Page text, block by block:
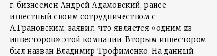
г. бизнесмен Андрей Адамовский, ранее
известный своим сотрудничеством с
А.Грановским, заявил, что является «одним из
инвесторов» этой компании. Вторым инвестором
был назван Владимир Трофименко. На данный